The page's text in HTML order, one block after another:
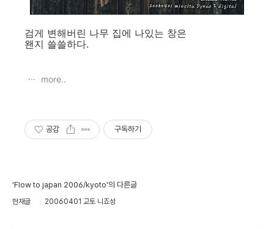
검게 변해버린 나무 집에 나있는 창은
왠지 쓸쓸하다.
more..
공감 구독하기
'Flow to japan 2006/kyoto'의 다른글
현재글 20060401 교토 니죠성